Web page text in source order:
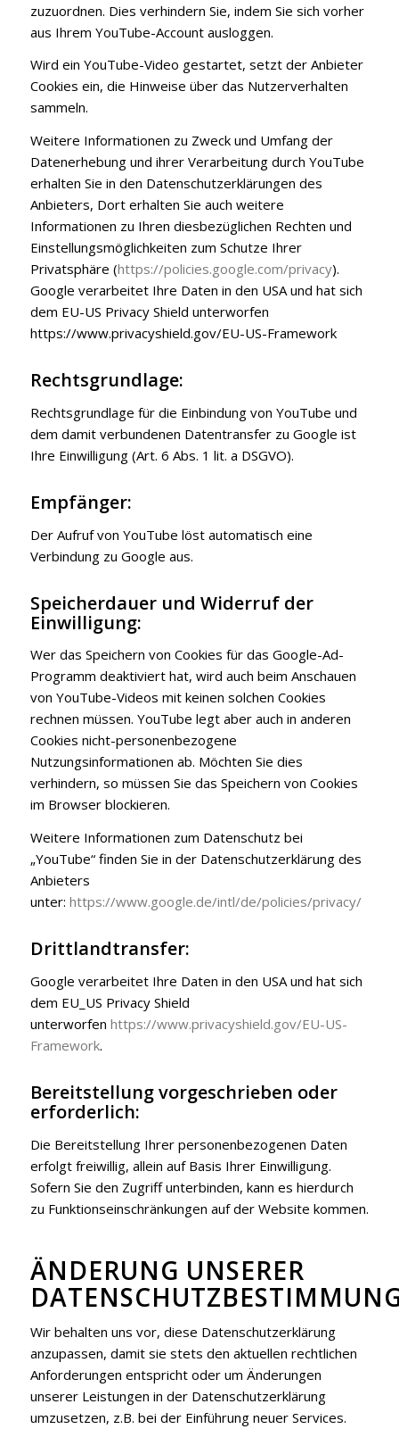
zuzuordnen. Dies verhindern Sie, indem Sie sich vorher
aus Ihrem YouTube-Account ausloggen.
Wird ein YouTube-Video gestartet, setzt der Anbieter
Cookies ein, die Hinweise über das Nutzerverhalten
sammeln.
Weitere Informationen zu Zweck und Umfang der
Datenerhebung und ihrer Verarbeitung durch YouTube
erhalten Sie in den Datenschutzerklärungen des
Anbieters, Dort erhalten Sie auch weitere
Informationen zu Ihren diesbezüglichen Rechten und
Einstellungsmöglichkeiten zum Schutze Ihrer
Privatsphäre (https://policies.google.com/privacy).
Google verarbeitet Ihre Daten in den USA und hat sich
dem EU-US Privacy Shield unterworfen
https://www.privacyshield.gov/EU-US-Framework
Rechtsgrundlage:
Rechtsgrundlage für die Einbindung von YouTube und
dem damit verbundenen Datentransfer zu Google ist
Ihre Einwilligung (Art. 6 Abs. 1 lit. a DSGVO).
Empfänger:
Der Aufruf von YouTube löst automatisch eine
Verbindung zu Google aus.
Speicherdauer und Widerruf der
Einwilligung:
Wer das Speichern von Cookies für das Google-Ad-
Programm deaktiviert hat, wird auch beim Anschauen
von YouTube-Videos mit keinen solchen Cookies
rechnen müssen. YouTube legt aber auch in anderen
Cookies nicht-personenbezogene
Nutzungsinformationen ab. Möchten Sie dies
verhindern, so müssen Sie das Speichern von Cookies
im Browser blockieren.
Weitere Informationen zum Datenschutz bei
„YouTube“ finden Sie in der Datenschutzerklärung des
Anbieters
unter: https://www.google.de/intl/de/policies/privacy/
Drittlandtransfer:
Google verarbeitet Ihre Daten in den USA und hat sich
dem EU_US Privacy Shield
unterworfen https://www.privacyshield.gov/EU-US-
Framework.
Bereitstellung vorgeschrieben oder
erforderlich:
Die Bereitstellung Ihrer personenbezogenen Daten
erfolgt freiwillig, allein auf Basis Ihrer Einwilligung.
Sofern Sie den Zugriff unterbinden, kann es hierdurch
zu Funktionseinschränkungen auf der Website kommen.
ÄNDERUNG UNSERER
Wir behalten uns vor, diese Datenschutzerklärung
anzupassen, damit sie stets den aktuellen rechtlichen
Anforderungen entspricht oder um Änderungen
unserer Leistungen in der Datenschutzerklärung
umzusetzen, z.B. bei der Einführung neuer Services.